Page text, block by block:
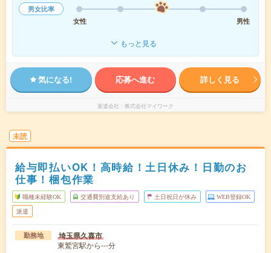
男女比率
女性
男性
もっと見る
気になる! 応募へ進む 詳しく見る
派遣会社 株式会社マイワーク
未読
給与即払いOK！高時給！土日休み！日勤のお
仕事！梱包作業
職種未経験OK 交通費別途支給あり 土日祝日が休み WEB登録OK
派遣
勤務地 埼玉県久喜市
東鷲宮駅から---分